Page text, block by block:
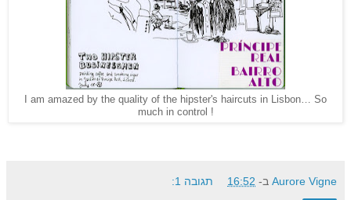
I am amazed by the quality of the hipster's haircuts in Lisbon… So
much in control !
Aurore Vigne ב- 16:52 תגובה 1: